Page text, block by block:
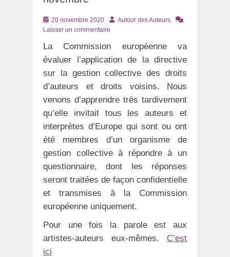
Posté
le
20 novembre 2020 AuteurAutour des Auteurs
Laisser un commentaire
La Commission européenne va
évaluer l’application de la directive
sur la gestion collective des droits
d’auteurs et droits voisins. Nous
venons d’apprendre très tardivement
qu’elle invitait tous les auteurs et
interprètes d’Europe qui sont ou ont
été membres d’un organisme de
gestion collective à répondre à un
questionnaire, dont les réponses
seront traitées de façon confidentielle
et transmises à la Commission
européenne uniquement.
Pour une fois la parole est aux
artistes-auteurs eux-mêmes. C’est
ici